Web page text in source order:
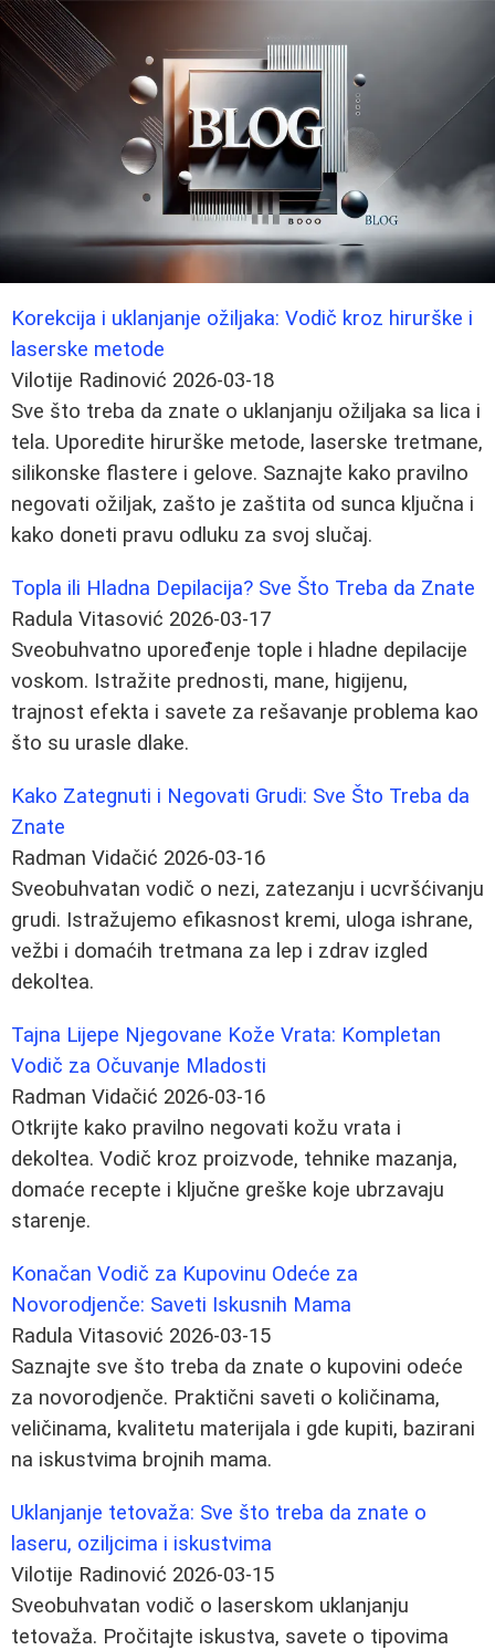
Korekcija i uklanjanje ožiljaka: Vodič kroz hirurške i
laserske metode
Vilotije Radinović 2026-03-18
Sve što treba da znate o uklanjanju ožiljaka sa lica i
tela. Uporedite hirurške metode, laserske tretmane,
silikonske flastere i gelove. Saznajte kako pravilno
negovati ožiljak, zašto je zaštita od sunca ključna i
kako doneti pravu odluku za svoj slučaj.
Topla ili Hladna Depilacija? Sve Što Treba da Znate
Radula Vitasović 2026-03-17
Sveobuhvatno upoređenje tople i hladne depilacije
voskom. Istražite prednosti, mane, higijenu,
trajnost efekta i savete za rešavanje problema kao
što su urasle dlake.
Kako Zategnuti i Negovati Grudi: Sve Što Treba da
Znate
Radman Vidačić 2026-03-16
Sveobuhvatan vodič o nezi, zatezanju i ucvršćivanju
grudi. Istražujemo efikasnost kremi, uloga ishrane,
vežbi i domaćih tretmana za lep i zdrav izgled
dekoltea.
Tajna Lijepe Njegovane Kože Vrata: Kompletan
Vodič za Očuvanje Mladosti
Radman Vidačić 2026-03-16
Otkrijte kako pravilno negovati kožu vrata i
dekoltea. Vodič kroz proizvode, tehnike mazanja,
domaće recepte i ključne greške koje ubrzavaju
starenje.
Konačan Vodič za Kupovinu Odeće za
Novorodjenče: Saveti Iskusnih Mama
Radula Vitasović 2026-03-15
Saznajte sve što treba da znate o kupovini odeće
za novorodjenče. Praktični saveti o količinama,
veličinama, kvalitetu materijala i gde kupiti, bazirani
na iskustvima brojnih mama.
Uklanjanje tetovaža: Sve što treba da znate o
laseru, oziljcima i iskustvima
Vilotije Radinović 2026-03-15
Sveobuhvatan vodič o laserskom uklanjanju
tetovaža. Pročitajte iskustva, savete o tipovima